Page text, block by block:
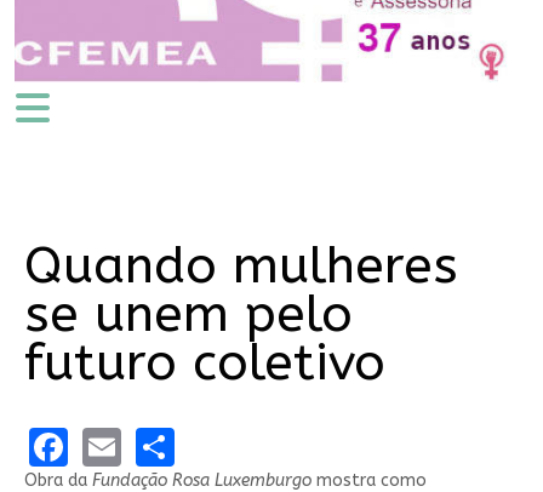
Quando mulheres
se unem pelo
futuro coletivo
Facebook
EmailShare
Obra da Fundação Rosa Luxemburgomostra como